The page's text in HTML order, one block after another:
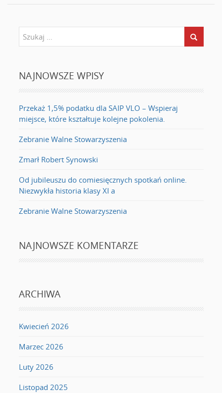
NAJNOWSZE WPISY
Przekaż 1,5% podatku dla SAIP VLO – Wspieraj
miejsce, które kształtuje kolejne pokolenia.
Zebranie Walne Stowarzyszenia
Zmarł Robert Synowski
Od jubileuszu do comiesięcznych spotkań online.
Niezwykła historia klasy XI a
Zebranie Walne Stowarzyszenia
NAJNOWSZE KOMENTARZE
ARCHIWA
Kwiecień 2026
Marzec 2026
Luty 2026
Listopad 2025